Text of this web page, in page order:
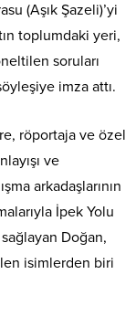
(Aşık Şazeli)’yi
toplumdaki yeri,
soruları
imza attı.
röportaja ve özel
ve
arkadaşlarının
İpek Yolu
Doğan,
isimlerden biri